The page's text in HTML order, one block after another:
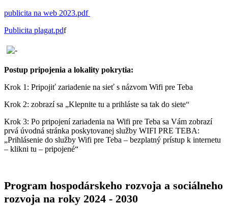
publicita na web 2023.pdf
Publicita plagat.pdf
Postup pripojenia a lokality pokrytia:
Krok 1: Pripojiť zariadenie na sieť s názvom Wifi pre Teba
Krok 2: zobrazí sa „Klepnite tu a prihláste sa tak do siete“
Krok 3: Po pripojení zariadenia na Wifi pre Teba sa Vám zobrazí
prvá úvodná stránka poskytovanej služby WIFI PRE TEBA:
„Prihlásenie do služby Wifi pre Teba – bezplatný prístup k internetu
– klikni tu – pripojené“
Program hospodárskeho rozvoja a sociálneho
rozvoja na roky 2024 - 2030